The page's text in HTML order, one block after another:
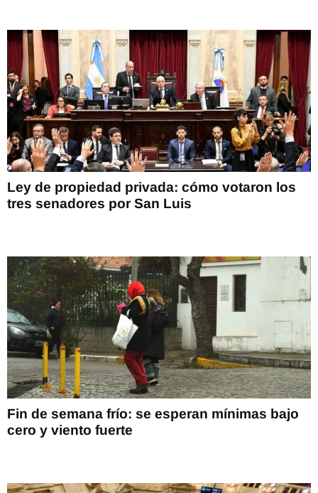
Ley de propiedad privada: cómo votaron los
tres senadores por San Luis
Fin de semana frío: se esperan mínimas bajo
cero y viento fuerte